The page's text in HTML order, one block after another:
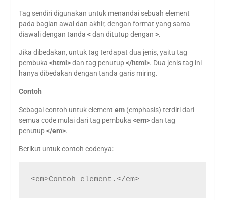
Tag sendiri digunakan untuk menandai sebuah element
pada bagian awal dan akhir, dengan format yang sama
diawali dengan tanda <dan ditutup dengan >.
Jika dibedakan, untuk tag terdapat dua jenis, yaitu tag
pembuka <html>dan tag penutup </html>. Dua jenis tag ini
hanya dibedakan dengan tanda garis miring.
Contoh
Sebagai contoh untuk element em(emphasis) terdiri dari
semua code mulai dari tag pembuka <em>dan tag
penutup </em>.
Berikut untuk contoh codenya:
<em>Contoh element.</em>